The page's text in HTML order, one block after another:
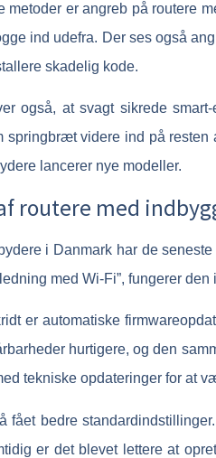
metoder er angreb på routere
ind udefra. Der ses også
skadelig kode.
også, at svagt sikrede
springbræt videre ind på
lancerer nye modeller.
routere med
i Danmark har de
med Wi-Fi”, fungerer
er automatiske
hurtigere, og den
tekniske opdateringer for at
fået bedre
er det blevet lettere at